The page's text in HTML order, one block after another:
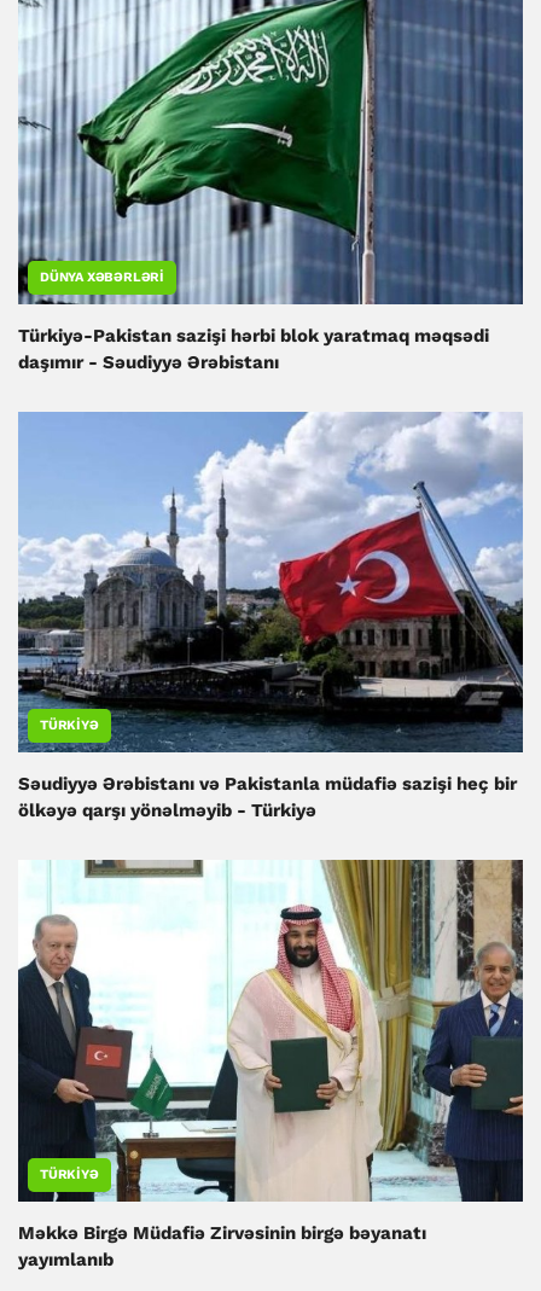
DÜNYA XƏBƏRLƏRI
Türkiyə-Pakistan sazişi hərbi blok yaratmaq məqsədi
daşımır - Səudiyyə Ərəbistanı
TÜRKIYƏ
Səudiyyə Ərəbistanı və Pakistanla müdafiə sazişi heç bir
ölkəyə qarşı yönəlməyib - Türkiyə
TÜRKIYƏ
Məkkə Birgə Müdafiə Zirvəsinin birgə bəyanatı
yayımlanıb